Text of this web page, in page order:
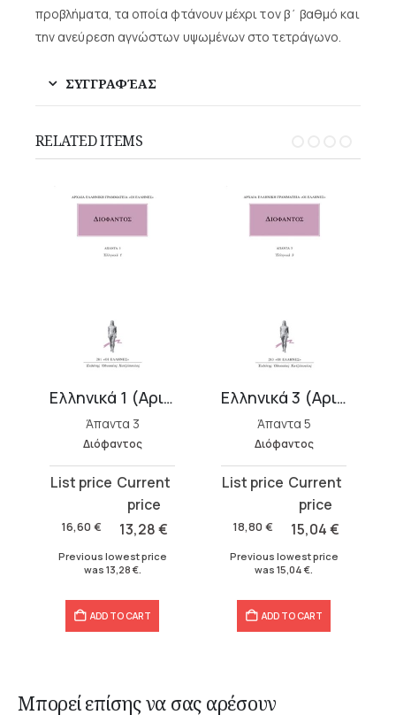
προβλήματα, τα οποία φτάνουν μέχρι τον β΄ βαθμό και
την ανεύρεση αγνώστων υψωμένων στο τετράγωνο.
ΣΥΓΓΡΑΦΈΑΣ
RELATED ITEMS
Ελληνικά 1 (Αριθμητικών Α΄, Β΄)
Άπαντα 3
Διόφαντος
16,60 €
Original
was:
13,28€
Current
is:
Previous lowest price
was 13,28 €.
ADD TO CART
Ελληνικά 3 (Αριθμητικών Ε΄, ΣΤ΄)
Άπαντα 5
Διόφαντος
18,80 €
Original
was:
15,04€
Current
is:
Previous lowest price
was 15,04 €
ADD TO CART
Μπορεί επίσης να σας αρέσουν